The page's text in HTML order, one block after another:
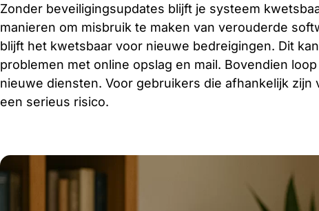
Zonder beveiligingsupdates blijft je systeem
manieren om misbruik te maken van verouderde
blijft het kwetsbaar voor nieuwe bedreigingen. Dit
problemen met online opslag en mail. Bovendien
nieuwe diensten. Voor gebruikers die afhankelijk
een serieus risico.